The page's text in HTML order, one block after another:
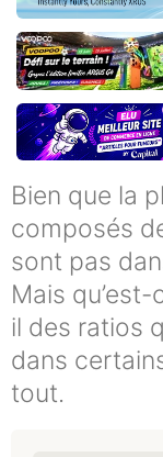
Bien que la
composés
sont pas
Mais
il des ratios
dans
tout.